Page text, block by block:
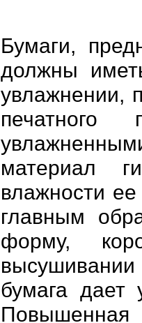
Бумаги,
должны
увлажнении,
печатного
материал
влажности
главным
форму,
бумага дает